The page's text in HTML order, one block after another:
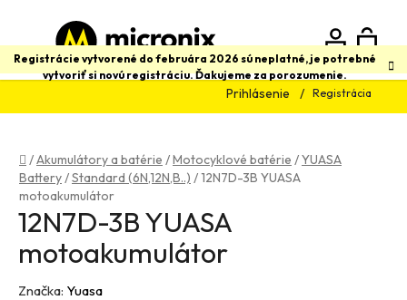
obsah
Registrácie vytvorené do februára 2026 sú neplatné, je potrebné
vytvoriť si novú registráciu. Ďakujeme za porozumenie.
Prihlásenie Registrácia
Hľadať
Domov
/Akumulátory a batérie /Motocyklové batérie /YUASA
Battery/Standard (6N,12N,B..) /12N7D-3B YUASA
motoakumulátor
12N7D-3B YUASA
motoakumulátor
Značka: Yuasa